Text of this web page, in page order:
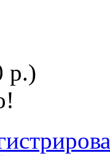
р.)